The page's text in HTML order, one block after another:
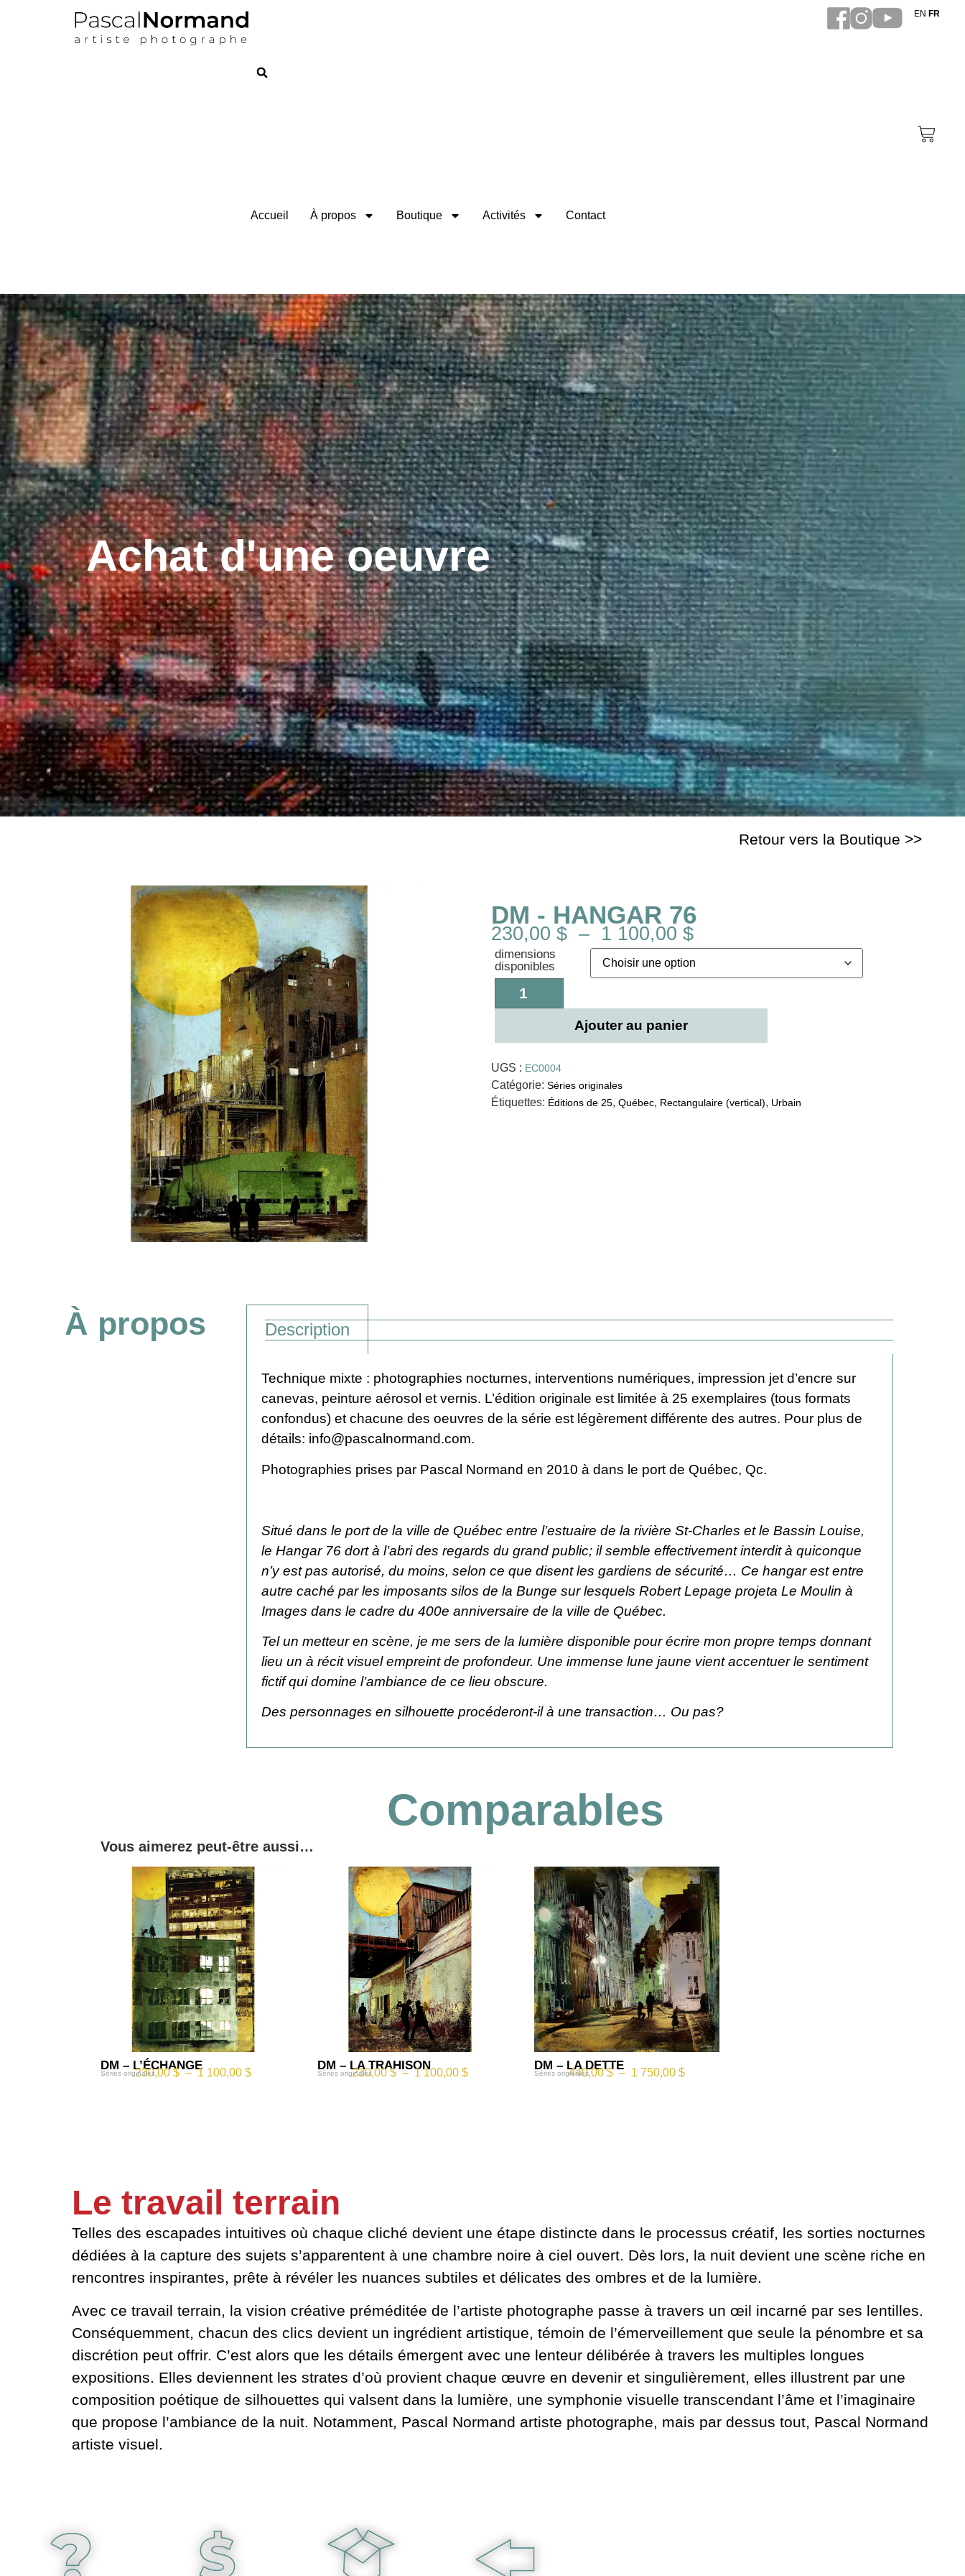
EN FR
Accueil À propos Boutique Activités Contact
Achat d'une oeuvre
Retour vers la Boutique >>
DM - HANGAR 76
230,00 $ – 1 100,00 $
dimensions
disponibles
Ajouter au panier
UGS : EC0004
Catégorie: Séries originales
Étiquettes: Éditions de 25, Québec, Rectangulaire (vertical), Urbain
À propos Description
Technique mixte : photographies nocturnes, interventions numériques, impression jet d’encre sur
canevas, peinture aérosol et vernis. L’édition originale est limitée à 25 exemplaires (tous formats
confondus) et chacune des oeuvres de la série est légèrement différente des autres. Pour plus de
détails: info@pascalnormand.com.
Photographies prises par Pascal Normand en 2010 à dans le port de Québec, Qc.
Situé dans le port de la ville de Québec entre l’estuaire de la rivière St-Charles et le Bassin Louise,
le Hangar 76 dort à l’abri des regards du grand public; il semble effectivement interdit à quiconque
n’y est pas autorisé, du moins, selon ce que disent les gardiens de sécurité… Ce hangar est entre
autre caché par les imposants silos de la Bunge sur lesquels Robert Lepage projeta Le Moulin à
Images dans le cadre du 400e anniversaire de la ville de Québec.
Tel un metteur en scène, je me sers de la lumière disponible pour écrire mon propre temps donnant
lieu un à récit visuel empreint de profondeur. Une immense lune jaune vient accentuer le sentiment
fictif qui domine l’ambiance de ce lieu obscure.
Des personnages en silhouette procéderont-il à une transaction… Ou pas?
Comparables
Vous aimerez peut-être aussi…
DM – L’ÉCHANGE
230,00$ – 1 100,00 $
Séries originales
DM – LA TRAHISON
230,00$ – 1 100,00$
Séries originales
DM – LA DETTE
440,00$ – 1 750,00$
Séries originales
Le travail terrain
Telles des escapades intuitives où chaque cliché devient une étape distincte dans le processus créatif, les sorties nocturnes
dédiées à la capture des sujets s’apparentent à une chambre noire à ciel ouvert. Dès lors, la nuit devient une scène riche en
rencontres inspirantes, prête à révéler les nuances subtiles et délicates des ombres et de la lumière.
Avec ce travail terrain, la vision créative préméditée de l’artiste photographe passe à travers un œil incarné par ses lentilles.
Conséquemment, chacun des clics devient un ingrédient artistique, témoin de l’émerveillement que seule la pénombre et sa
discrétion peut offrir. C’est alors que les détails émergent avec une lenteur délibérée à travers les multiples longues
expositions. Elles deviennent les strates d’où provient chaque œuvre en devenir et singulièrement, elles illustrent par une
composition poétique de silhouettes qui valsent dans la lumière, une symphonie visuelle transcendant l’âme et l’imaginaire
que propose l’ambiance de la nuit. Notamment, Pascal Normand artiste photographe, mais par dessus tout, Pascal Normand
artiste visuel.